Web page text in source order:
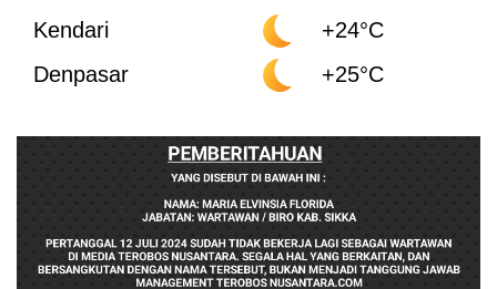
Kendari
+24°C
Denpasar
+25°C